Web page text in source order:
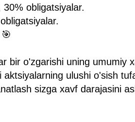
obligatsiyalar.
bir o'zgarishi uning umumiy
ulushi o'sish
sizga xavf darajasini